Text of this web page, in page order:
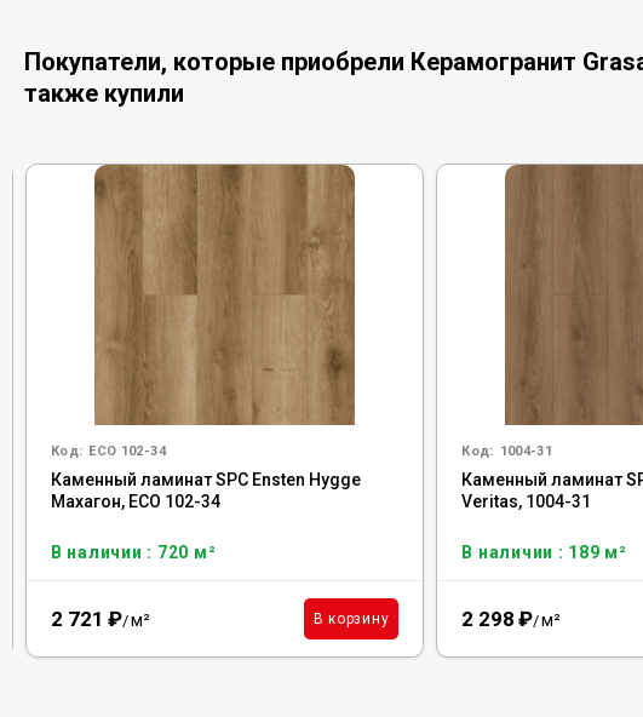
Покупатели, которые приобрели Керамогранит
также купили
Код: ECO 102-34
Каменный ламинат SPC Ensten Hygge
Махагон, ЕCО 102-34
В наличии : 720 м²
2 721 ₽/м² В корзину
Код: 1004-31
Каменный ламинат
Veritas, 1004-31
В наличии : 189 м²
2 298 ₽/м²